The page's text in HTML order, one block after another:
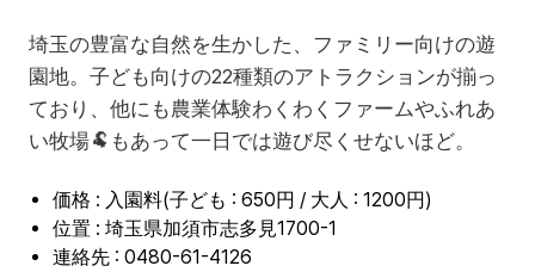
埼玉の豊富な自然を生かした、ファミリー向けの遊
園地。子ども向けの22種類のアトラクションが揃っ
ており、他にも農業体験わくわくファームやふれあ
い牧場🐏もあって一日では遊び尽くせないほど。
価格 : 入園料(子ども : 650円 / 大人 : 1200円)
位置 : 埼玉県加須市志多見1700-1
連絡先 : 0480-61-4126